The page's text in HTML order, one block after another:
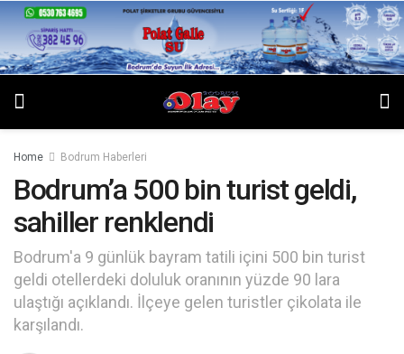
Home Bodrum Haberleri
Bodrum’a 500 bin turist geldi,
sahiller renklendi
Bodrum'a 9 günlük bayram tatili içini 500 bin turist
geldi otellerdeki doluluk oranının yüzde 90 lara
ulaştığı açıklandı. İlçeye gelen turistler çikolata ile
karşılandı.